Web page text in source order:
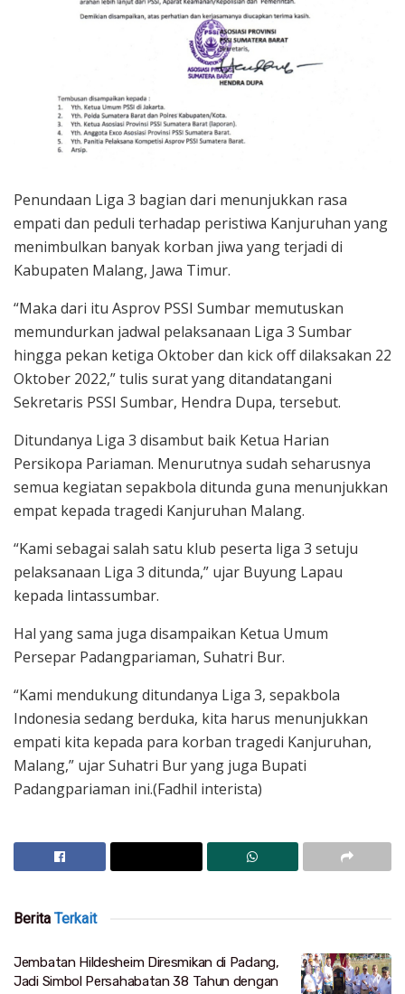
Penundaan Liga 3 bagian dari menunjukkan rasa
empati dan peduli terhadap peristiwa Kanjuruhan yang
menimbulkan banyak korban jiwa yang terjadi di
Kabupaten Malang, Jawa Timur.
“Maka dari itu Asprov PSSI Sumbar memutuskan
memundurkan jadwal pelaksanaan Liga 3 Sumbar
hingga pekan ketiga Oktober dan kick off dilaksakan 22
Oktober 2022,” tulis surat yang ditandatangani
Sekretaris PSSI Sumbar, Hendra Dupa, tersebut.
Ditundanya Liga 3 disambut baik Ketua Harian
Persikopa Pariaman. Menurutnya sudah seharusnya
semua kegiatan sepakbola ditunda guna menunjukkan
empat kepada tragedi Kanjuruhan Malang.
“Kami sebagai salah satu klub peserta liga 3 setuju
pelaksanaan Liga 3 ditunda,” ujar Buyung Lapau
kepada lintassumbar.
Hal yang sama juga disampaikan Ketua Umum
Persepar Padangpariaman, Suhatri Bur.
“Kami mendukung ditundanya Liga 3, sepakbola
Indonesia sedang berduka, kita harus menunjukkan
empati kita kepada para korban tragedi Kanjuruhan,
Malang,” ujar Suhatri Bur yang juga Bupati
Padangpariaman ini.(Fadhil interista)
Berita Terkait
Jembatan Hildesheim Diresmikan di Padang,
Jadi Simbol Persahabatan 38 Tahun dengan